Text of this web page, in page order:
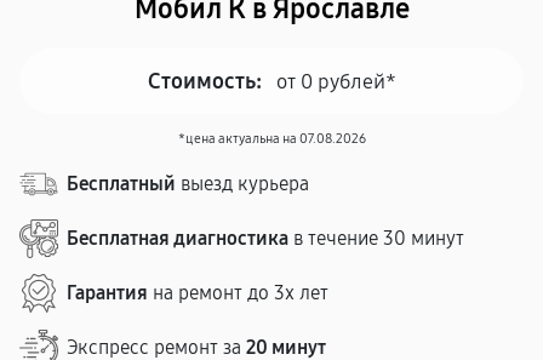
Мобил К в Ярославле
Стоимость: от 0 рублей*
*цена актуальна на 07.08.2026
Бесплатный выезд курьера
Бесплатная диагностика в течение 30 минут
Гарантия на ремонт до 3х лет
Экспресс ремонт за 20 минут